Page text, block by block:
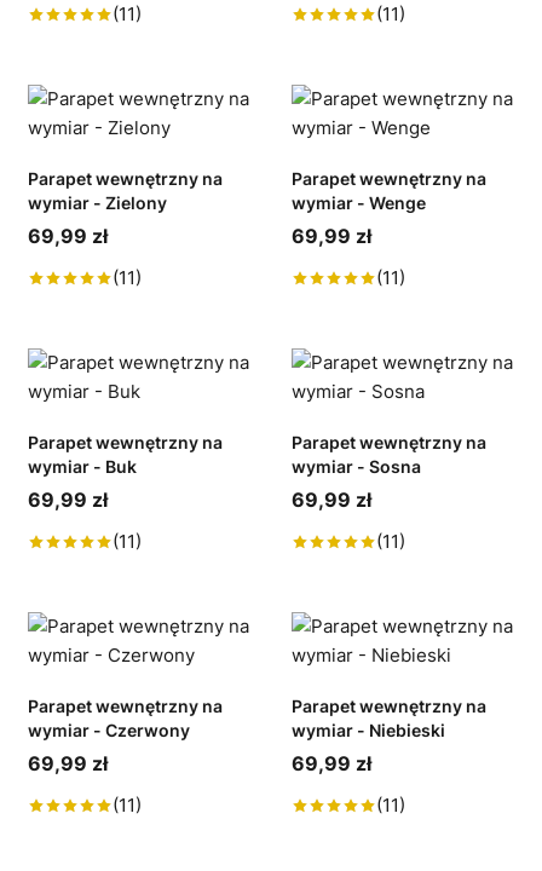
(11) (11)
Parapet wewnętrzny na
wymiar - Zielony
69,99 zł
(11)
Parapet wewnętrzny na
wymiar - Wenge
69,99 zł
(11)
Parapet wewnętrzny na
wymiar - Buk
69,99 zł
(11)
Parapet wewnętrzny na
wymiar - Sosna
69,99 zł
(11)
Parapet wewnętrzny na
wymiar - Czerwony
69,99 zł
(11)
Parapet wewnętrzny na
wymiar - Niebieski
69,99 zł
(11)